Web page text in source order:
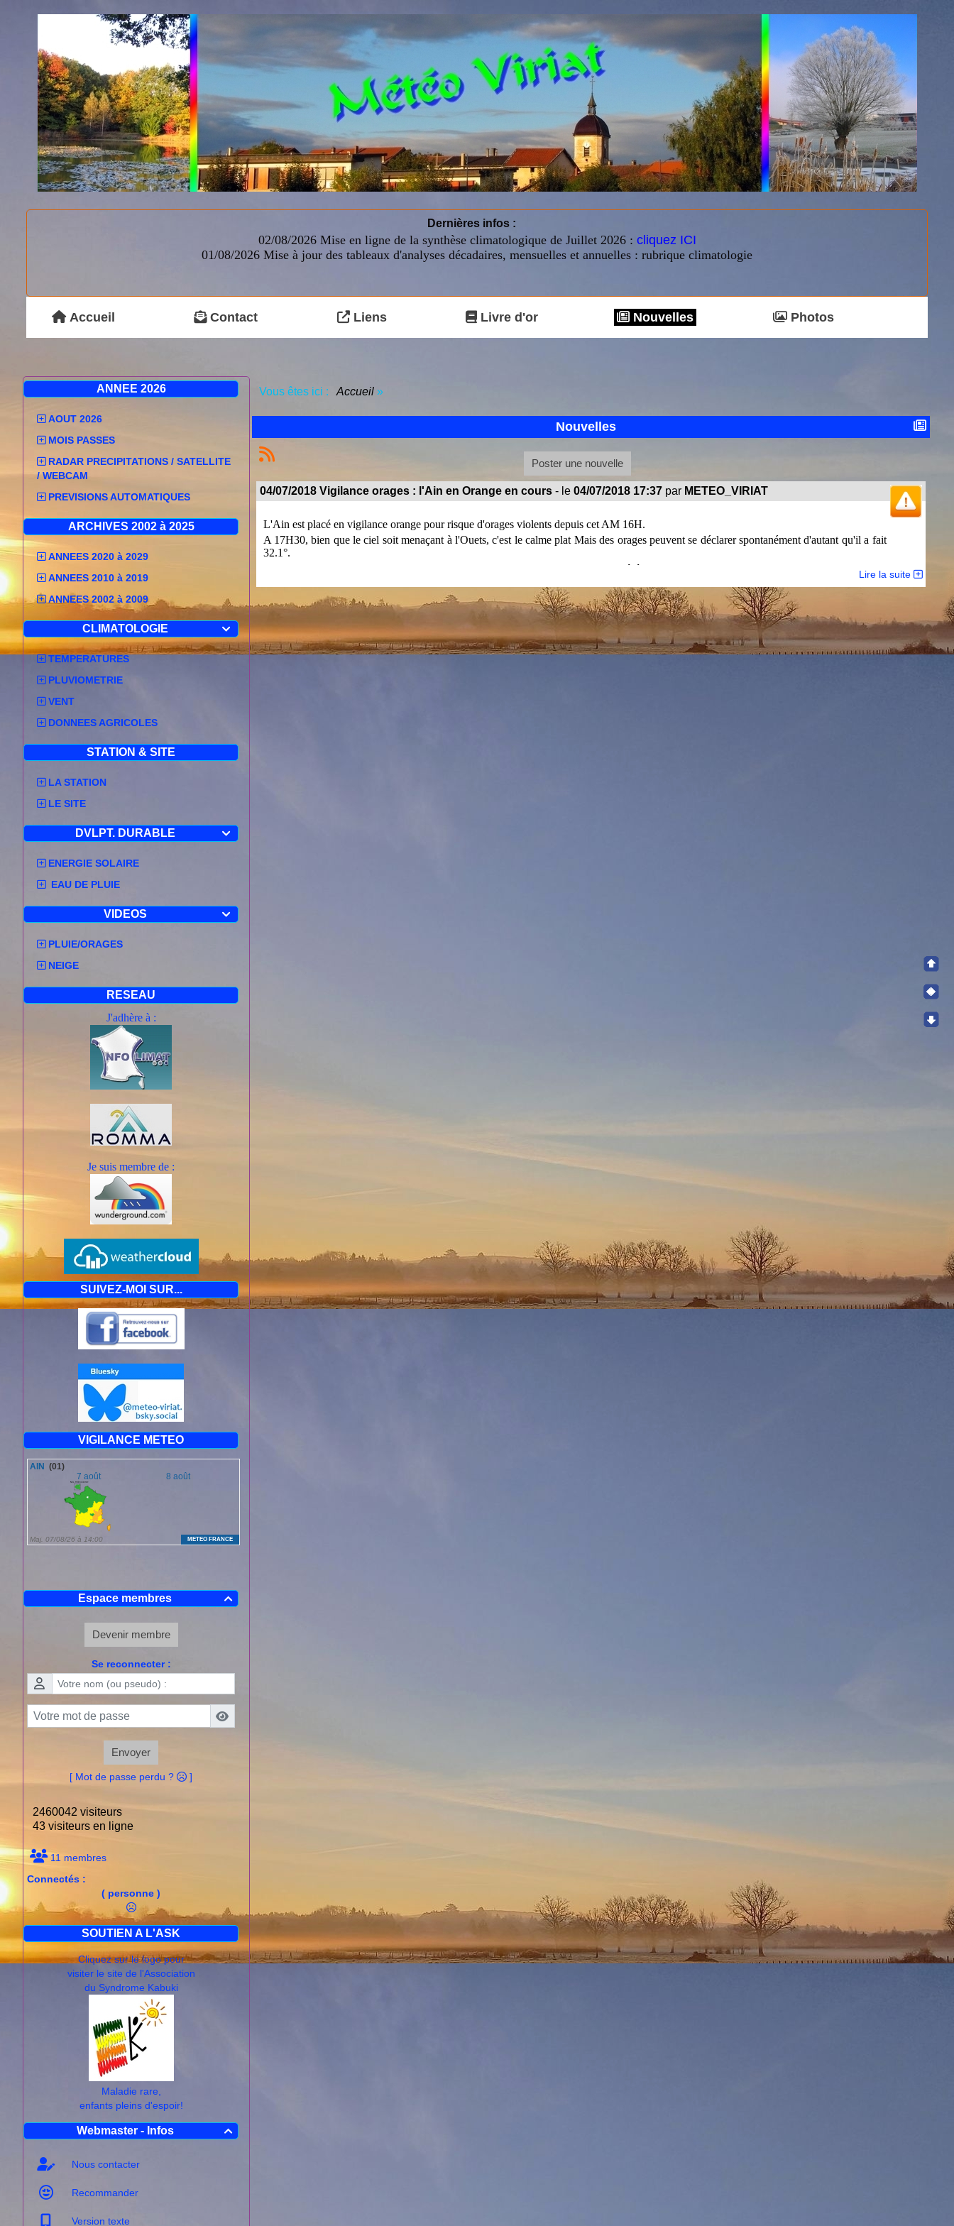
Dernières infos :
02/08/2026 Mise en ligne de la synthèse climatologique de Juillet 2026 : cliquez ICI
01/08/2026 Mise à jour des tableaux d'analyses décadaires, mensuelles et annuelles : rubrique climatologie
Accueil Contact Liens Livre d'or Nouvelles Photos
ANNEE 2026
AOUT 2026
MOIS PASSES
RADAR PRECIPITATIONS / SATELLITE
/ WEBCAM
PREVISIONS AUTOMATIQUES
ARCHIVES 2002 à 2025
ANNEES 2020 à 2029
ANNEES 2010 à 2019
ANNEES 2002 à 2009

CLIMATOLOGIE
TEMPERATURES
PLUVIOMETRIE
VENT
DONNEES AGRICOLES
STATION & SITE
LA STATION
LE SITE

DVLPT. DURABLE
ENERGIE SOLAIRE
EAU DE PLUIE

VIDEOS
PLUIE/ORAGES
NEIGE
RESEAU
J'adhère à :
Je suis membre de :
SUIVEZ-MOI SUR...
VIGILANCE METEO

Espace membres
Devenir membre
Se reconnecter :
Envoyer
[ Mot de passe perdu ? ]
2460042 visiteurs
43 visiteurs en ligne
11 membres
Connectés :
( personne )
SOUTIEN A L'ASK
Cliquez sur le logo pour
visiter le site de l'Association
du Syndrome Kabuki
Maladie rare,
enfants pleins d'espoir!

Webmaster - Infos
Nous contacter
Recommander
Version texte
Vous êtes ici : Accueil »
Nouvelles
Poster une nouvelle
04/07/2018 Vigilance orages : l'Ain en Orange en cours - le 04/07/2018 17:37par METEO_VIRIAT
L'Ain est placé en vigilance orange pour risque d'orages violents depuis cet AM 16H.
A 17H30, bien que le ciel soit menaçant à l'Ouets, c'est le calme plat Mais des orages peuvent se déclarer spontanément d'autant qu'il a fait
32.1°.
Extrait du bulletin de vigilance Météofrance :
Bulletin de vigilance Régional.
CENTRE METEOROLOGIQUE INTERREGIONAL DE LYON
Numéro:0407CE04
Emis le : mercredi 04 juillet 2018 à 16h23
par : Météo-France Lyon
Lire la suite